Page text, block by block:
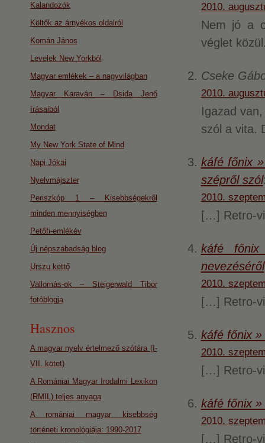
2010.
Nem jó a
véglet
Cseke
2010.
Igazad
szól a vita.
káfé főnix
szépről szól
2010.
[…] Retro-
káfé
nevezéséről
2010.
[…] Retro-
káfé főnix
2010.
[…] Retro-
káfé főnix »
2010.
[…] Retro-
Kalandozók
Költők az árnyékos oldalról
Komán János
Levelek New Yorkból
Magyar emlékek – a nagyvilágban
Magyar Karaván – Dsida Jenő
írásaiból
Mondat
My New York State of Mind
Napi Jókai
Nyelvmájszter
Periszkóp 1 – Kisebbségekről
minden mennyiségben
Petőfi-emlékév
Új népszabadság blog
Urszu kettő
Vallomás-ok – Steigerwald Tibor
fotóblogja
Hasznos
A magyar nyelv értelmező szótára (I-
VII. kötet)
A Romániai Magyar Irodalmi Lexikon
(RMIL) teljes anyaga
A romániai magyar kisebbség
történeti kronológiája: 1990-2017